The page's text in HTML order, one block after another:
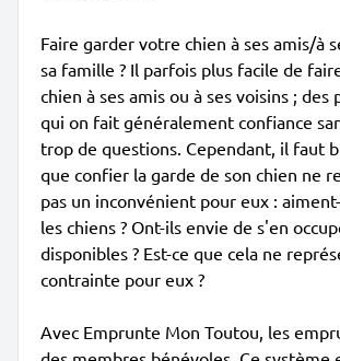
Faire garder votre chien à ses amis/à
sa famille ? Il parfois plus facile de
chien à ses amis ou à ses voisins ; des
qui on fait généralement confiance
trop de questions. Cependant, il faut
que confier la garde de son chien ne
pas un inconvénient pour eux :
les chiens ? Ont-ils envie de s'en
disponibles ? Est-ce que cela ne
contrainte pour eux ?
Avec Emprunte Mon Toutou, les